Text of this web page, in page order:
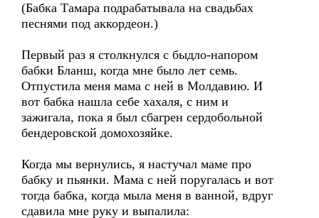
(Бабка Тамара подрабатывала на свадьбах
песнями под аккордеон.)
Первый раз я столкнулся с быдло-напором
бабки Бланш, когда мне было лет семь.
Отпустила меня мама с ней в Молдавию. И
вот бабка нашла себе хахаля, с ним и
зажигала, пока я был сбагрен сердобольной
бендеровской домохозяйке.
Когда мы вернулись, я настучал маме про
бабку и пьянки. Мама с ней поругалась и вот
тогда бабка, когда мыла меня в ванной, вдруг
сдавила мне руку и выпалила: